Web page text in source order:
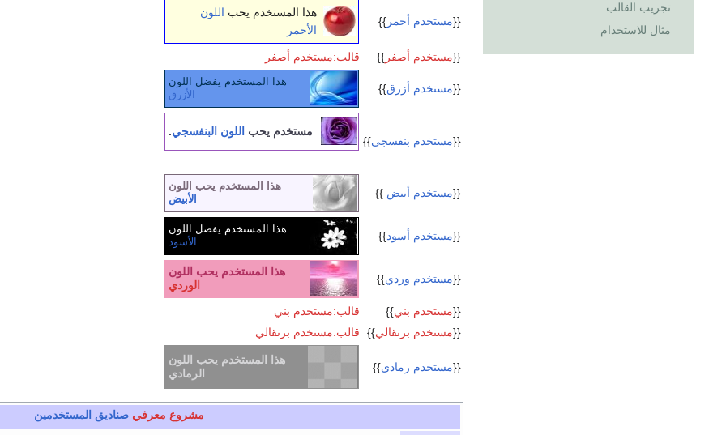
تجريب القالب
مثال للاستخدام
{{مستخدم أحمر }}
هذا المستخدم يحب اللون
الأحمر
{{مستخدم أصفر }} قالب:مستخدم أصفر
{{مستخدم أزرق}}
هذا المستخدم يفضل اللون
الأزرق
{{مستخدم بنفسجي}}
مستخدم يحب اللون البنفسجي.
{{مستخدم أبيض }}
هذا المستخدم يحب اللون
الأبيض
{{مستخدم أسود}}
هذا المستخدم يفضل اللون
الأسود
{{مستخدم وردي}}
هذا المستخدم يحب اللون
الوردي
{{مستخدم بني}}
قالب:مستخدم بني
{{مستخدم برتقالي}} قالب:مستخدم برتقالي
{{مستخدم رمادي}}
هذا المستخدم يحب اللون
الرمادي
مشروع معرفي صناديق المستخدمين